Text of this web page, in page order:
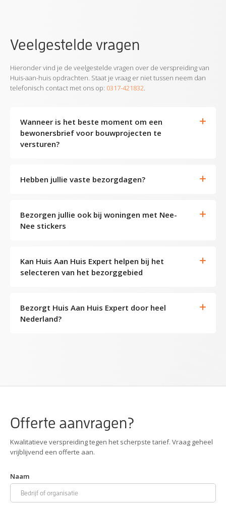
Veelgestelde vragen
Hieronder vind je de veelgestelde vragen over de verspreiding van
Huis-aan-huis opdrachten. Staat je vraag er niet tussen neem dan
telefonisch contact met ons op: 0317-421832.
Wanneer is het beste moment om een
bewonersbrief voor bouwprojecten te
versturen?
Hebben jullie vaste bezorgdagen?
Bezorgen jullie ook bij woningen met Nee-
Nee stickers
Kan Huis Aan Huis Expert helpen bij het
selecteren van het bezorggebied
Bezorgt Huis Aan Huis Expert door heel
Nederland?
Offerte aanvragen?
Kwalitatieve verspreiding tegen het scherpste tarief. Vraag geheel
vrijblijvend een offerte aan.
Naam